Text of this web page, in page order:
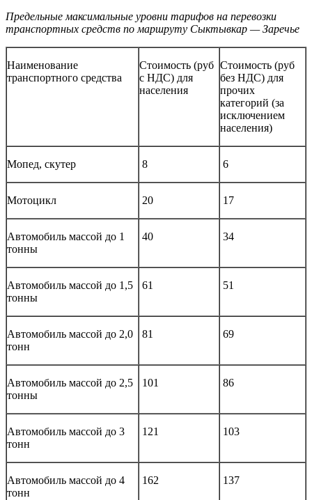
Предельные максимальные уровни тарифов на перевозки
транспортных средств по маршруту Сыктывкар — Заречье
Наименование
транспортного средства
Стоимость (руб
с НДС) для
населения
Стоимость (руб
без НДС) для
прочих
категорий (за
исключением
населения)
Мопед, скутер 8 6
Мотоцикл 20 17
Автомобиль массой до 1
тонны
40 34
Автомобиль массой до 1,5
тонны
61 51
Автомобиль массой до 2,0
тонн
81 69
Автомобиль массой до 2,5
тонны
101 86
Автомобиль массой до 3
тонн
121 103
Автомобиль массой до 4
тонн
162 137